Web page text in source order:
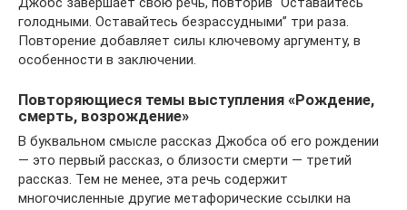
голодными. Оставайтесь безрассудными” три раза.
Повторение добавляет силы ключевому аргументу, в
особенности в заключении.
Повторяющиеся темы выступления «Рождение,
смерть, возрождение»
В буквальном смысле рассказ Джобса об его рождении
— это первый рассказ, о близости смерти — третий
рассказ. Тем не менее, эта речь содержит
многочисленные другие метафорические ссылки на